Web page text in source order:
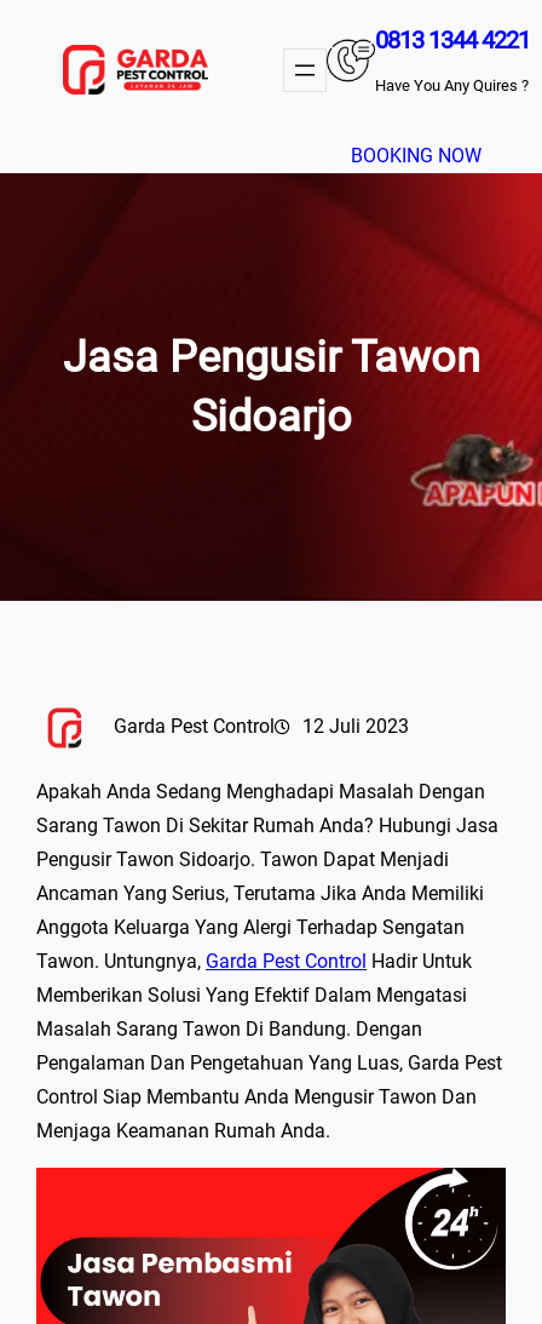
0813 1344 4221
Have You Any Quires ?
BOOKING NOW
Jasa Pengusir Tawon
Sidoarjo
Garda Pest Control 12 Juli 2023
Apakah Anda Sedang Menghadapi Masalah Dengan
Sarang Tawon Di Sekitar Rumah Anda? Hubungi Jasa
Pengusir Tawon Sidoarjo. Tawon Dapat Menjadi
Ancaman Yang Serius, Terutama Jika Anda Memiliki
Anggota Keluarga Yang Alergi Terhadap Sengatan
Tawon. Untungnya, Garda Pest Control Hadir Untuk
Memberikan Solusi Yang Efektif Dalam Mengatasi
Masalah Sarang Tawon Di Bandung. Dengan
Pengalaman Dan Pengetahuan Yang Luas, Garda Pest
Control Siap Membantu Anda Mengusir Tawon Dan
Menjaga Keamanan Rumah Anda.